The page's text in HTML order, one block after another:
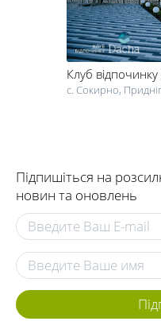
Клуб
с. Сокирно,
Підпишіться на
новин та оновлень